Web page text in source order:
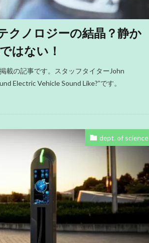
クノロジーの結晶？静か
はない！
載の記事です。スタッフタイターJohn
Electric Vehicle Sound Like?”です。
dept. of science